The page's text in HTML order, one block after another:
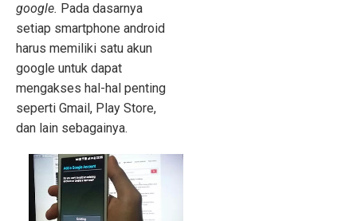
google. Pada dasarnya
setiap smartphone android
harus memiliki satu akun
google untuk dapat
mengakses hal-hal penting
seperti Gmail, Play Store,
dan lain sebagainya.